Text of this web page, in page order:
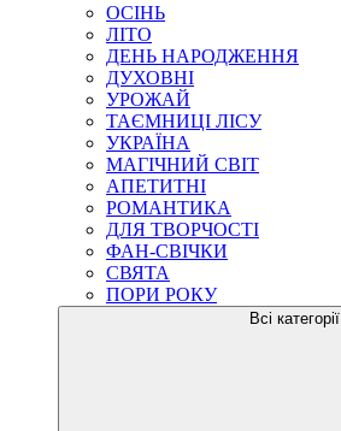
ОСІНЬ
ЛІТО
ДЕНЬ НАРОДЖЕННЯ
ДУХОВНІ
УРОЖАЙ
ТАЄМНИЦІ ЛІСУ
УКРАЇНА
МАГІЧНИЙ СВІТ
АПЕТИТНІ
РОМАНТИКА
ДЛЯ ТВОРЧОСТІ
ФАН-СВІЧКИ
СВЯТА
ПОРИ РОКУ
Всі категорії